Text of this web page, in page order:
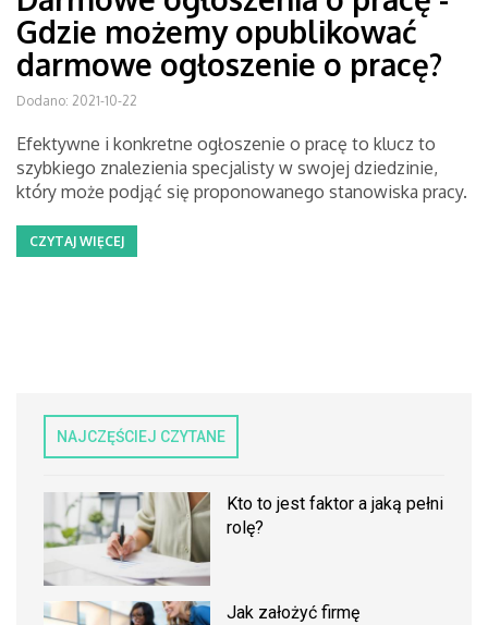
Gdzie możemy opublikować
darmowe ogłoszenie o pracę?
Dodano: 2021-10-22
Efektywne i konkretne ogłoszenie o pracę to klucz to
szybkiego znalezienia specjalisty w swojej dziedzinie,
który może podjąć się proponowanego stanowiska pracy.
CZYTAJ WIĘCEJ
NAJCZĘŚCIEJ CZYTANE
Kto to jest faktor a jaką pełni
rolę?
Jak założyć firmę